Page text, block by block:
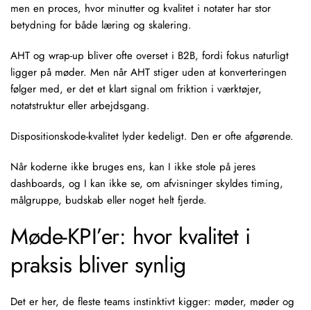
men en proces, hvor minutter og kvalitet i notater har stor
betydning for både læring og skalering.
AHT og wrap-up bliver ofte overset i B2B, fordi fokus naturligt
ligger på møder. Men når AHT stiger uden at konverteringen
følger med, er det et klart signal om friktion i værktøjer,
notatstruktur eller arbejdsgang.
Dispositionskode-kvalitet lyder kedeligt. Den er ofte afgørende.
Når koderne ikke bruges ens, kan I ikke stole på jeres
dashboards, og I kan ikke se, om afvisninger skyldes timing,
målgruppe, budskab eller noget helt fjerde.
Møde-KPI’er: hvor kvalitet i
praksis bliver synlig
Det er her, de fleste teams instinktivt kigger: møder, møder og